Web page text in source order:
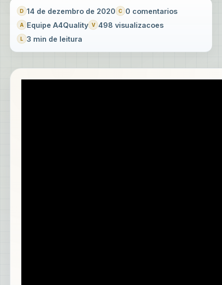
14 de dezembro de 2020
0 comentarios
Equipe A4Quality
498 visualizacoes
3 min de leitura